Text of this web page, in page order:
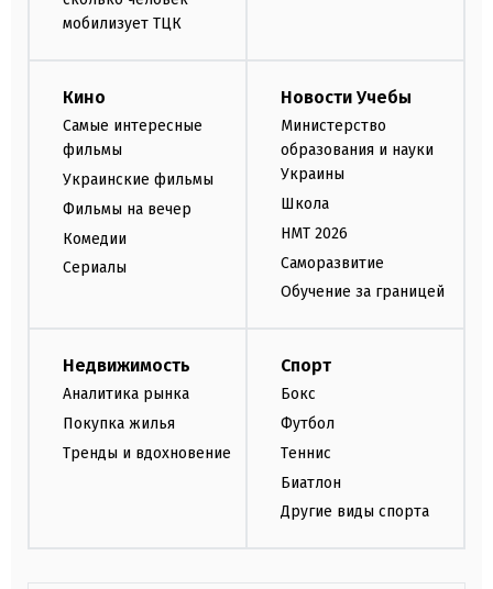
мобилизует ТЦК
Кино
Самые интересные
фильмы
Украинские фильмы
Фильмы на вечер
Комедии
Сериалы
Новости Учебы
Министерство
образования и науки
Украины
Школа
НМТ 2026
Саморазвитие
Обучение за границей
Недвижимость
Аналитика рынка
Покупка жилья
Тренды и вдохновение
Спорт
Бокс
Футбол
Теннис
Биатлон
Другие виды спорта